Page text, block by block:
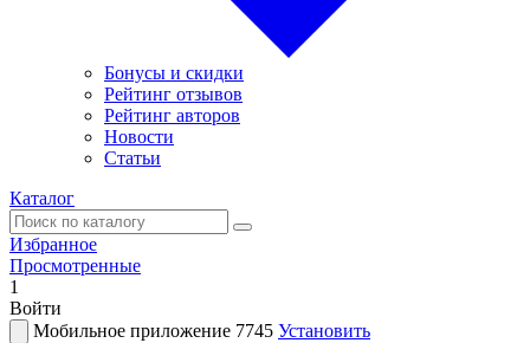
Бонусы и скидки
Рейтинг отзывов
Рейтинг авторов
Новости
Статьи
Каталог
Избранное
Просмотренные
1
Войти
Мобильное приложение 7745 Установить